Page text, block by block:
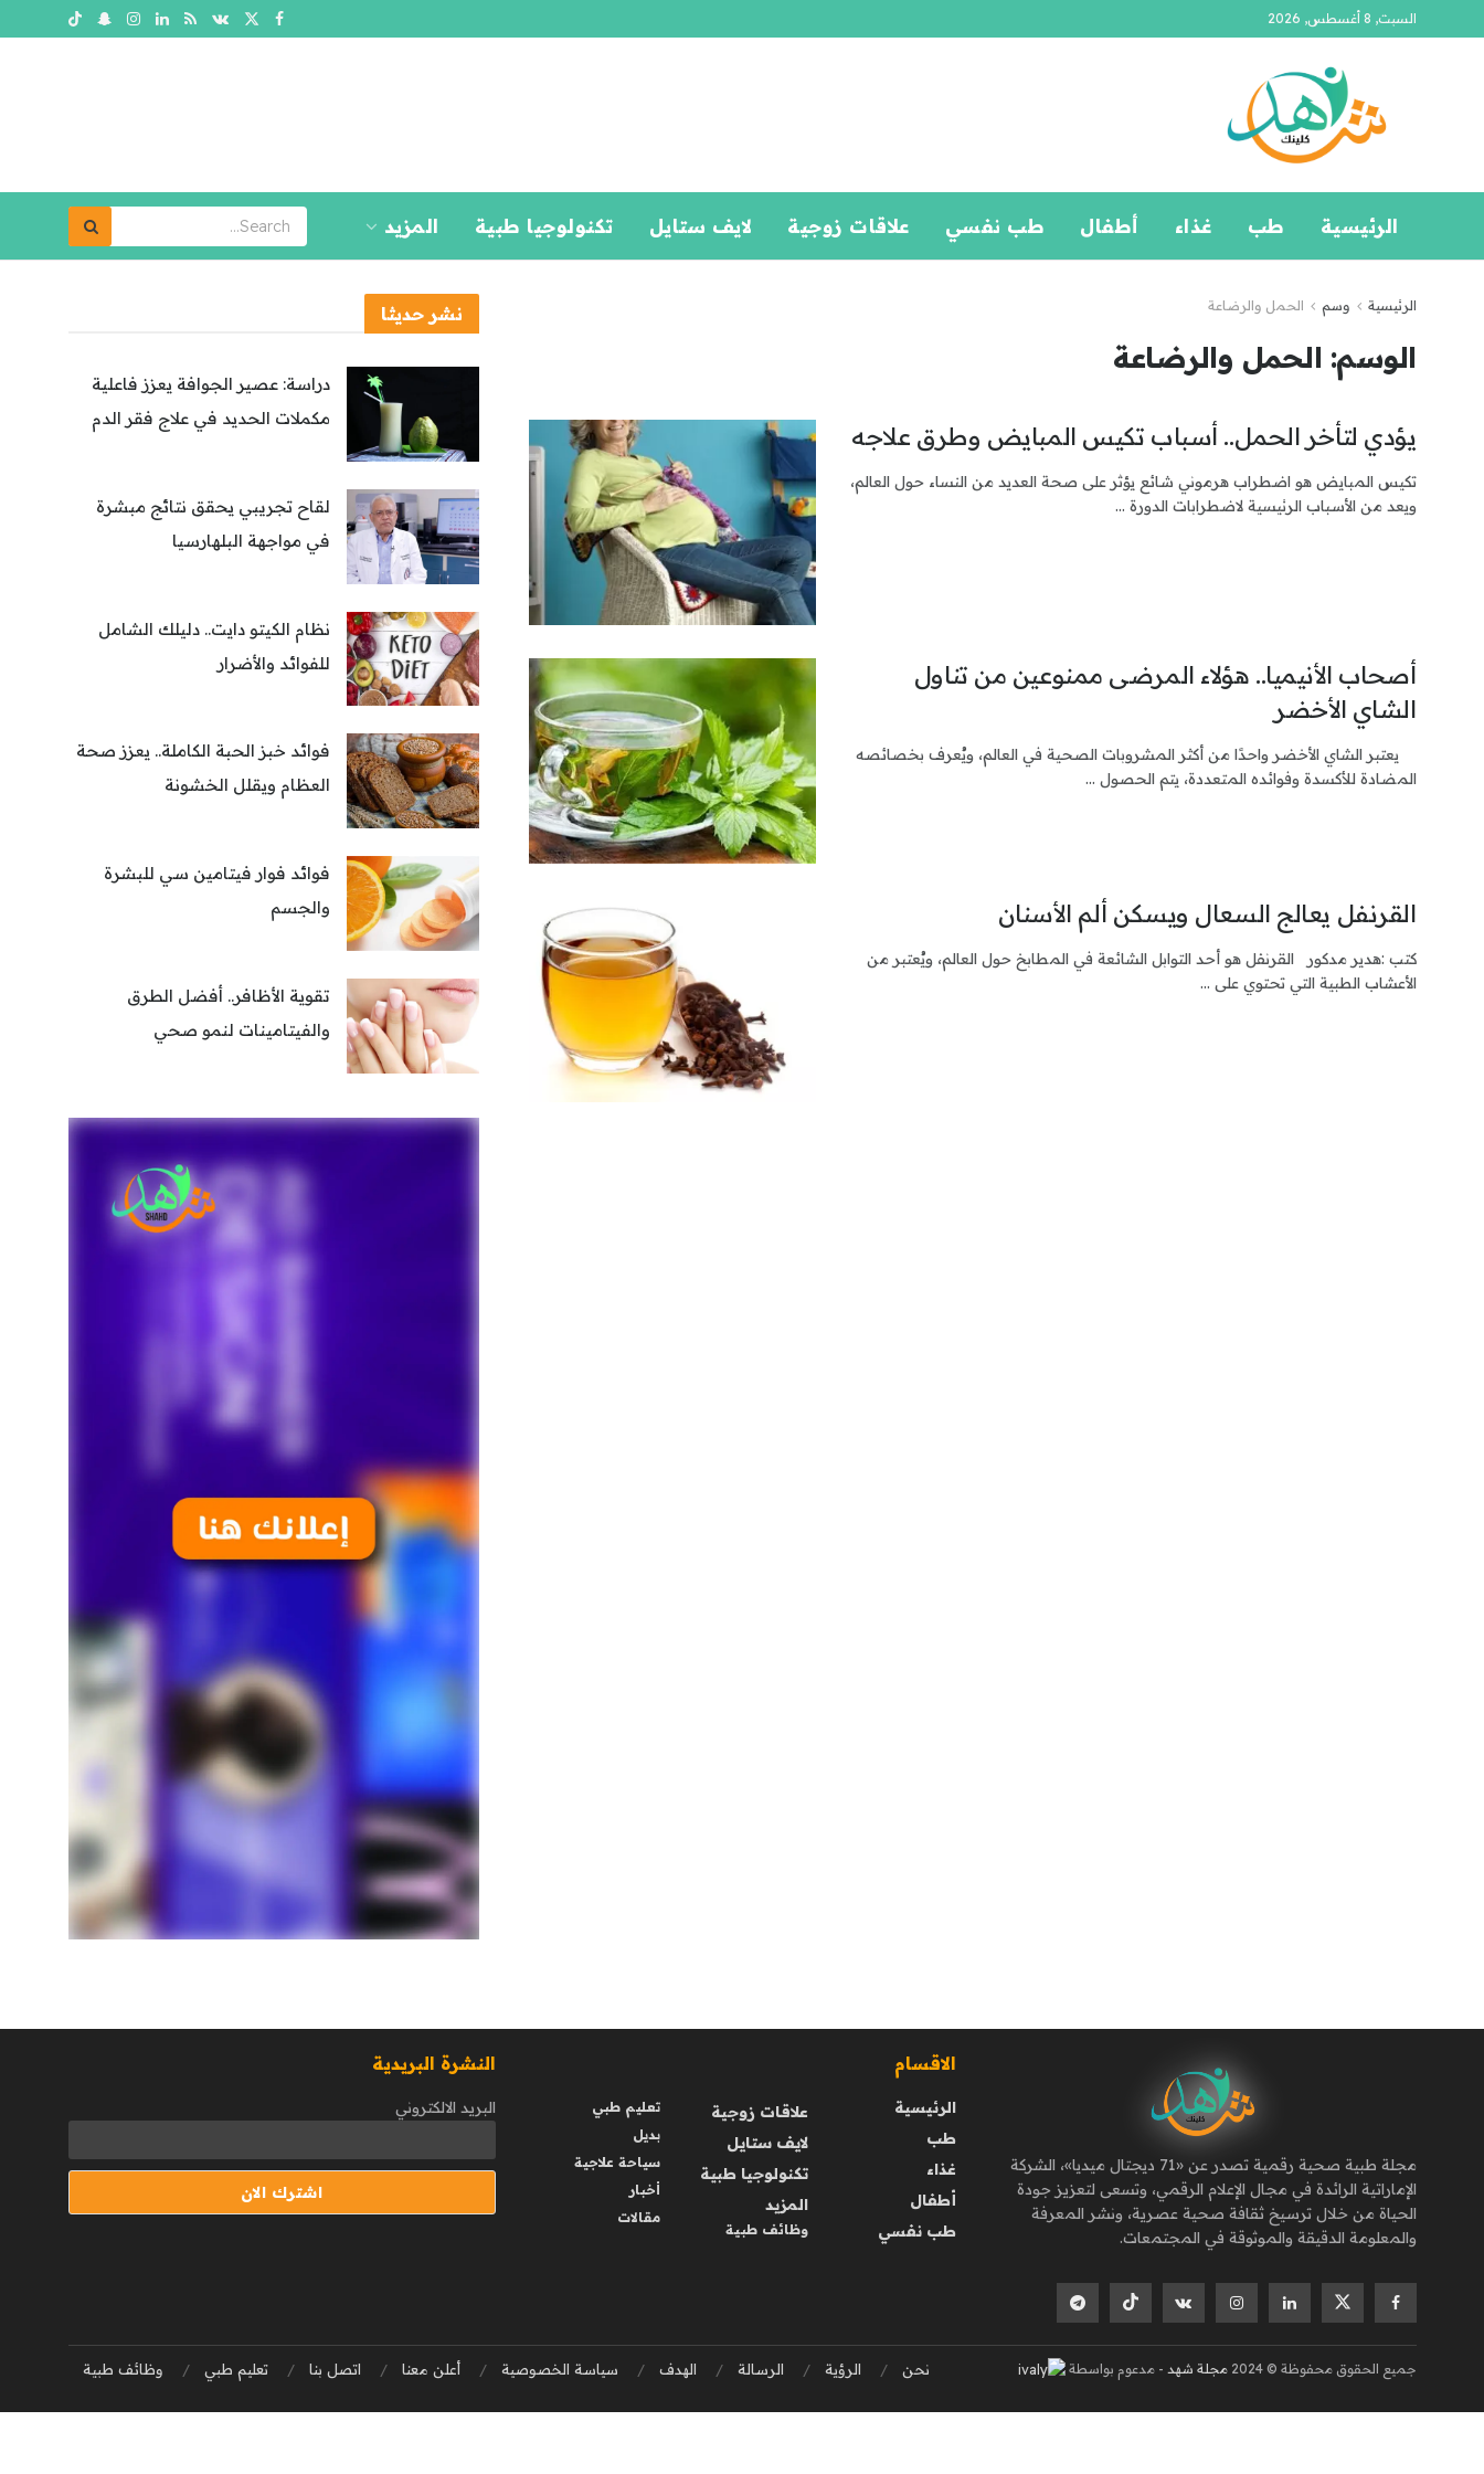
السبت, 8 أغسطس, 2026
الرئيسية طب غذاء أطفال طب نفسي علاقات زوجية لايف ستايل تكنولوجيا طبية المزيد
الرئيسية وسم الحمل والرضاعة
الوسم: الحمل والرضاعة
يؤدي لتأخر الحمل.. أسباب تكيس المبايض وطرق علاجه
تكيس المبايض هو اضطراب هرموني شائع يؤثر على صحة العديد من النساء حول العالم،
ويعد من الأسباب الرئيسية لاضطرابات الدورة ...
أصحاب الأنيميا.. هؤلاء المرضى ممنوعين من تناول
الشاي الأخضر
يعتبر الشاي الأخضر واحدًا من أكثر المشروبات الصحية في العالم، ويُعرف بخصائصه
المضادة للأكسدة وفوائده المتعددة، يتم الحصول ...
القرنفل يعالج السعال ويسكن ألم الأسنان
كتب :هدير مدكور القرنفل هو أحد التوابل الشائعة في المطابخ حول العالم، ويُعتبر من
الأعشاب الطبية التي تحتوي على ...
نشر حديثا
دراسة: عصير الجوافة يعزز فاعلية
مكملات الحديد في علاج فقر الدم
لقاح تجريبي يحقق نتائج مبشرة
في مواجهة البلهارسيا
نظام الكيتو دايت.. دليلك الشامل
للفوائد والأضرار
فوائد خبز الحبة الكاملة.. يعزز صحة
العظام ويقلل الخشونة
فوائد فوار فيتامين سي للبشرة
والجسم
تقوية الأظافر.. أفضل الطرق
والفيتامينات لنمو صحي
مجلة طبية صحية رقمية تصدر عن «71 ديجتال ميديا»، الشركة
الإماراتية الرائدة في مجال الإعلام الرقمي، وتسعى لتعزيز جودة
الحياة من خلال ترسيخ ثقافة صحية عصرية، ونشر المعرفة
والمعلومة الدقيقة والموثوقة في المجتمعات.
الاقسام
الرئيسية
طب
غذاء
أطفال
طب نفسي
علاقات زوجية
لايف ستايل
تكنولوجيا طبية
المزيد
وظائف طبية
تعليم طبي
بديل
سياحة علاجية
أخبار
مقالات
النشرة البريدية
البريد الالكتروني
نحن الرؤية الرسالة الهدف سياسة الخصوصية أعلن معنا اتصل بنا تعليم طبي وظائف طبية جميع الحقوق محفوظة © 2024 مجلة شهد - مدعوم بواسطة